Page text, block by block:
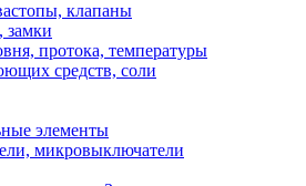
клапаны
замки
протока, температуры
средств, соли
элементы
микровыключатели